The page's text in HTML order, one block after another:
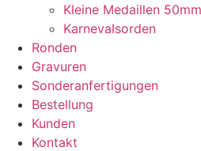
Kleine Medaillen
Karnevalsorden
Ronden
Gravuren
Sonderanfertigungen
Bestellung
Kunden
Kontakt